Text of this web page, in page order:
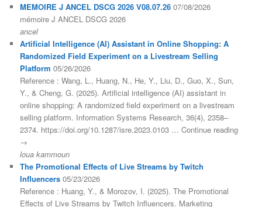
MEMOIRE J ANCEL DSCG 2026 V08.07.26 07/08/2026
mémoire J ANCEL DSCG 2026
ancel
Artificial Intelligence (AI) Assistant in Online Shopping: A
Randomized Field Experiment on a Livestream Selling
Platform 05/26/2026
Reference : Wang, L., Huang, N., He, Y., Liu, D., Guo, X., Sun,
Y., & Cheng, G. (2025). Artificial intelligence (AI) assistant in
online shopping: A randomized field experiment on a livestream
selling platform. Information Systems Research, 36(4), 2358–
2374. https://doi.org/10.1287/isre.2023.0103 … Continue reading
→
loua kammoun
The Promotional Effects of Live Streams by Twitch
Influencers 05/23/2026
Reference : Huang, Y., & Morozov, I. (2025). The Promotional
Effects of Live Streams by Twitch Influencers. Marketing